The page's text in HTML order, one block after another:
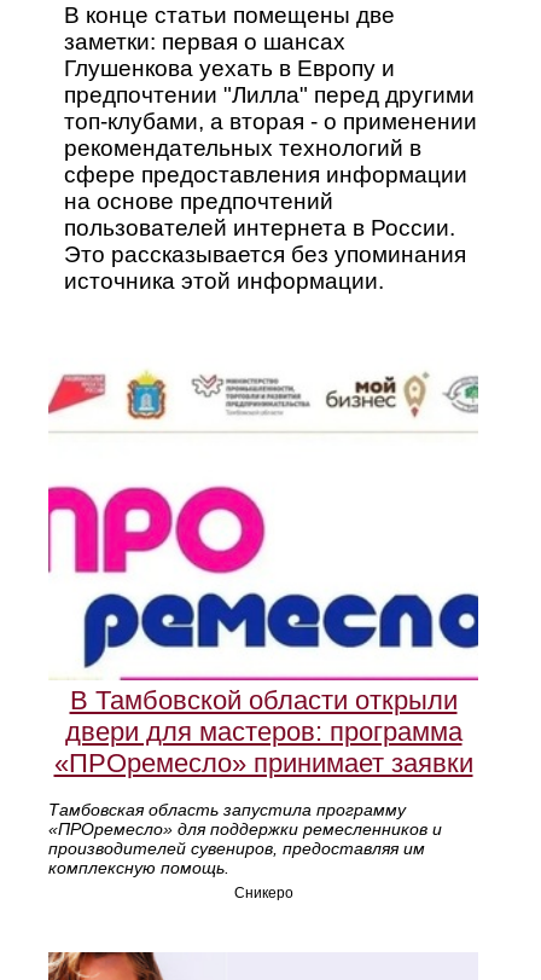
В конце статьи помещены две
заметки: первая о шансах
Глушенкова уехать в Европу и
предпочтении "Лилла" перед другими
топ-клубами, а вторая - о применении
рекомендательных технологий в
сфере предоставления информации
на основе предпочтений
пользователей интернета в России.
Это рассказывается без упоминания
источника этой информации.
В Тамбовской области открыли
двери для мастеров: программа
«ПРОремесло» принимает заявки
Тамбовская область запустила программу
«ПРОремесло» для поддержки ремесленников и
производителей сувениров, предоставляя им
комплексную помощь.
Сникеро